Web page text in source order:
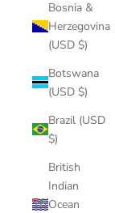
Bosnia &
Herzegovina
(USD $)
Botswana
(USD $)
Brazil (USD
$)
British
Indian
Ocean